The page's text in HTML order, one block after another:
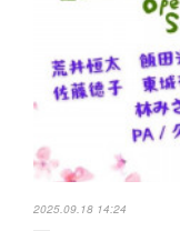
2025.09.18 14:24